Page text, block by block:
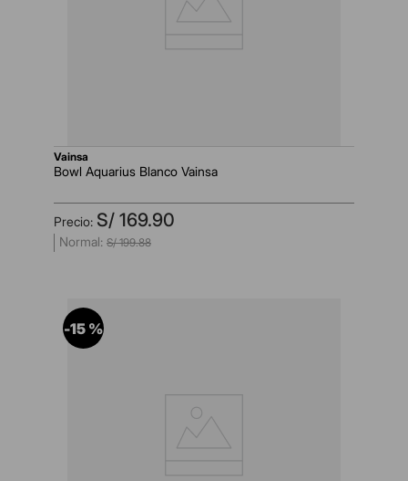
vainsa
Bowl Aquarius Blanco Vainsa
S/ 169.90
S/ 199.88
-15 %